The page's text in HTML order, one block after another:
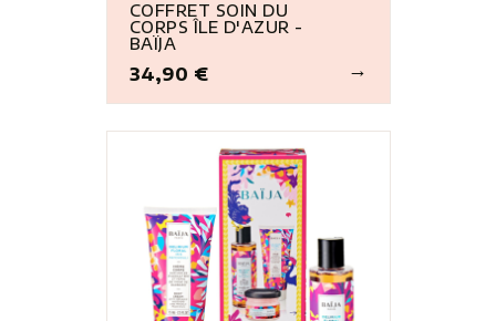
COFFRET SOIN DU
CORPS ÎLE D'AZUR -
BAÏJA
Prix
34,90 €